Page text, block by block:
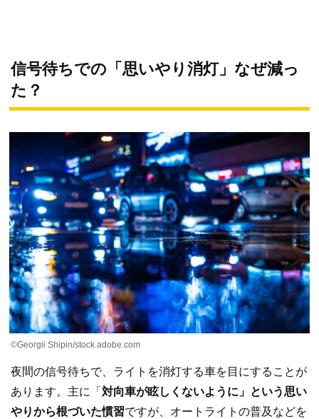
信号待ちでの「思いやり消灯」なぜ減っ
た？
©Georgii Shipin/stock.adobe.com
夜間の信号待ちで、ライトを消灯する車を目にすることが
あります。主に「 対向車が眩しくないように」という思い
やりから根づいた慣習ですが、オートライトの普及などを